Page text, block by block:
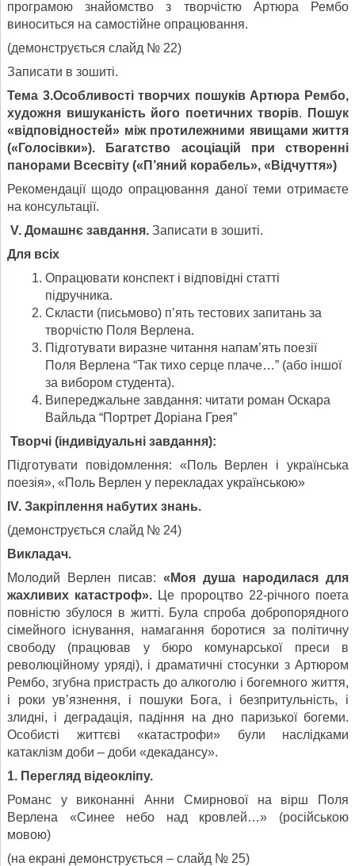
програмою знайомство з творчістю Артюра Рембо
виноситься на самостійне опрацювання.
(демонструється слайд № 22)
Записати в зошиті.
Тема 3.Особливості творчих пошуків Артюра Рембо,
художня вишуканість його поетичних творів.
Пошук
«відповідностей» між протилежними явищами життя
(«Голосівки»). Багатство асоціацій при створенні
панорами Всесвіту («П’яний корабель», «Відчуття»)
Рекомендації щодо опрацювання даної теми отримаєте
на консультації.
V. Домашнє завдання. Записати в зошиті.
Для всіх
Опрацювати конспект і відповідні статті
підручника.
Скласти (письмово) п’ять тестових запитань за
творчістю Поля Верлена.
Підготувати виразне читання напам’ять поезії
Поля Верлена “Так тихо серце плаче…” (або іншої
за вибором студента).
Випереджальне завдання: читати роман Оскара
Вайльда “Портрет Доріана Грея”
Творчі (індивідуальні завдання):
Підготувати повідомлення: «Поль Верлен і українська
поезія», «Поль Верлен у перекладах українською»
IV. Закріплення набутих знань.
(демонструється слайд № 24)
Викладач.
Молодий Верлен писав: «Моя душа народилася для
жахливих катастроф». Це пророцтво 22-річного поета
повністю збулося в житті. Була спроба добропорядного
сімейного існування, намагання боротися за політичну
свободу (працював у бюро комунарської преси в
революційному уряді), і драматичні стосунки з Артюром
Рембо, згубна пристрасть до алкоголю і богемного життя,
і роки ув’язнення, і пошуки Бога, і безпритульність, і
злидні, і деградація, падіння на дно паризької богеми.
Особисті життєві «катастрофи» були наслідками
катаклізм доби – доби «декадансу».
1. Перегляд відеокліпу.
Романс у виконанні Анни Смирнової на вірш Поля
Верлена «Синее небо над кровлей…» (російською
мовою)
(на екрані демонструється – слайд № 25)